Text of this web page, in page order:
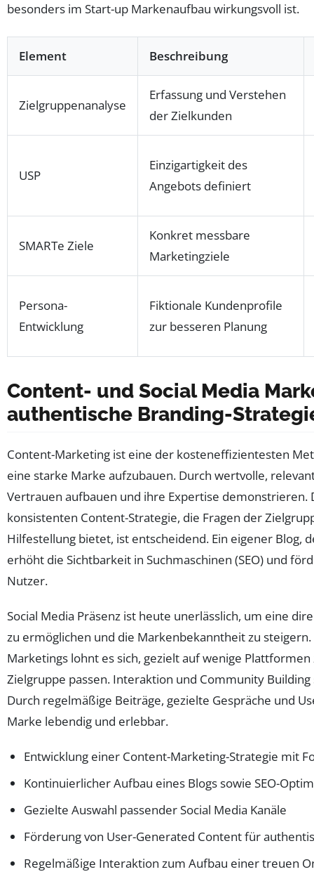
besonders im Start-up Markenaufbau wirkungsvoll ist.
Element Beschreibung
Zielgruppenanalyse
Erfassung und Verstehen
der Zielkunden
USP
Einzigartigkeit des
Angebots definiert
SMARTe Ziele
Konkret messbare
Marketingziele
Persona-
Entwicklung
Fiktionale Kundenprofile
zur besseren Planung
Content- und Social Media
authentische Branding-
Content-Marketing ist eine der kosteneffizientesten
eine starke Marke aufzubauen. Durch wertvolle,
Vertrauen aufbauen und ihre Expertise demonstrieren.
konsistenten Content-Strategie, die Fragen der
Hilfestellung bietet, ist entscheidend. Ein eigener Blog,
erhöht die Sichtbarkeit in Suchmaschinen (SEO) und
Nutzer.
Social Media Präsenz ist heute unerlässlich, um eine
zu ermöglichen und die Markenbekanntheit zu
Marketings lohnt es sich, gezielt auf wenige
Zielgruppe passen. Interaktion und Community
Durch regelmäßige Beiträge, gezielte Gespräche und
Marke lebendig und erlebbar.
Entwicklung einer Content-Marketing-Strategie mit
Kontinuierlicher Aufbau eines Blogs sowie SEO-
Gezielte Auswahl passender Social Media Kanäle
Förderung von User-Generated Content für
Regelmäßige Interaktion zum Aufbau einer treuen